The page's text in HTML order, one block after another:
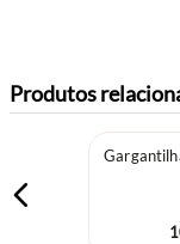
Produtos